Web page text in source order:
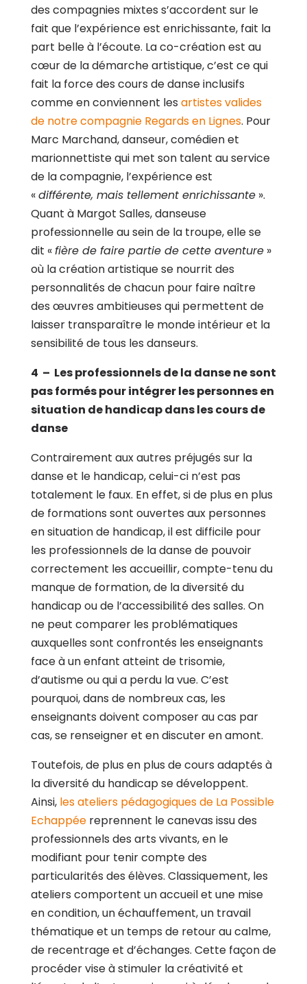
des compagnies mixtes s’accordent sur le
fait que l’expérience est enrichissante, fait la
part belle à l’écoute. La co-création est au
cœur de la démarche artistique, c’est ce qui
fait la force des cours de danse inclusifs
comme en conviennent les artistes valides
de notre compagnie Regards en Lignes. Pour
Marc Marchand, danseur, comédien et
marionnettiste qui met son talent au service
de la compagnie, l’expérience est
«différente, mais tellement enrichissante».
Quant à Margot Salles, danseuse
professionnelle au sein de la troupe, elle se
dit «fière de faire partie de cette aventure»
où la création artistique se nourrit des
personnalités de chacun pour faire naître
des œuvres ambitieuses qui permettent de
laisser transparaître le monde intérieur et la
sensibilité de tous les danseurs.
4 – Les professionnels de la danse ne sont
pas formés pour intégrer les personnes en
situation de handicap dans les cours de
danse
Contrairement aux autres préjugés sur la
danse et le handicap, celui-ci n’est pas
totalement le faux. En effet, si de plus en plus
de formations sont ouvertes aux personnes
en situation de handicap, il est difficile pour
les professionnels de la danse de pouvoir
correctement les accueillir, compte-tenu du
manque de formation, de la diversité du
handicap ou de l’accessibilité des salles. On
ne peut comparer les problématiques
auxquelles sont confrontés les enseignants
face à un enfant atteint de trisomie,
d’autisme ou qui a perdu la vue. C’est
pourquoi, dans de nombreux cas, les
enseignants doivent composer au cas par
cas, se renseigner et en discuter en amont.
Toutefois, de plus en plus de cours adaptés à
la diversité du handicap se développent.
Ainsi, les ateliers pédagogiques de La Possible
Echappéereprennent le canevas issu des
professionnels des arts vivants, en le
modifiant pour tenir compte des
particularités des élèves. Classiquement, les
ateliers comportent un accueil et une mise
en condition, un échauffement, un travail
thématique et un temps de retour au calme,
de recentrage et d’échanges. Cette façon de
procéder vise à stimuler la créativité et